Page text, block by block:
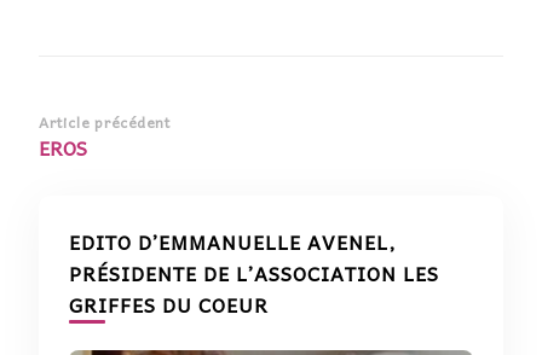
Navigation
d’article
Article précédent
EROS
EDITO D’EMMANUELLE AVENEL,
PRÉSIDENTE DE L’ASSOCIATION LES
GRIFFES DU COEUR